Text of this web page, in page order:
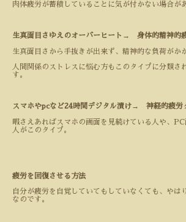
肉体疲労が蓄積していることに気が付かない場合が
生真面目さゆえのオーバーヒート → 身体的精神的
生真面目さから手抜きが出来ず、精神的な負荷がか
人間関係のストレスに悩む方もこのタイプに分類さ
す。
スマホやpcなど24時間デジタル漬け→ 神経的疲労
暇さえあればスマホの画面を見続けている人や、 PC
人がこのタイプ。
疲労を回復させる方法
自分が疲労を自覚していてもしていなくても、やは
なのです。